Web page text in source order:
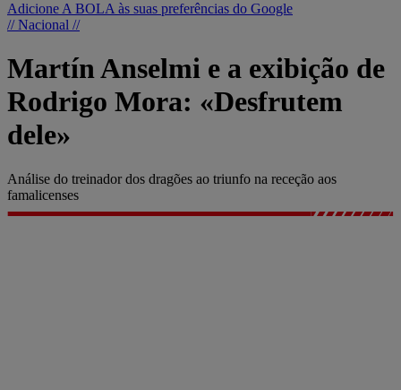
Adicione A BOLA às suas preferências do Google
// Nacional //
Martín Anselmi e a exibição de
Rodrigo Mora: «Desfrutem
dele»
Análise do treinador dos dragões ao triunfo na receção aos
famalicenses